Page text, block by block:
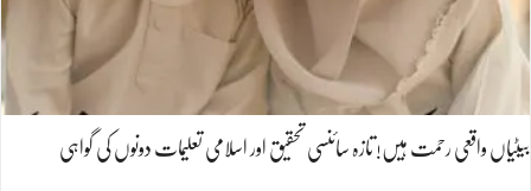
بیٹیاں واقعی رحمت ہیں! تازہ سائنسی تحقیق اور اسلامی تعلیمات دونوں کی گواہی